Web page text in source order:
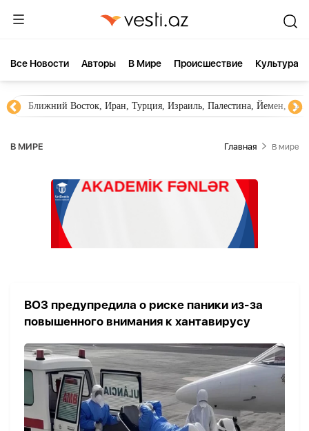
Все Новости Aвторы В Мире Происшествие Культура
Ближний Восток, Иран, Турция, Израиль, Палестина, Йемен,
В МИРЕ Главная В мире
ВОЗ предупредила о риске паники из-за
повышенного внимания к хантавирусу